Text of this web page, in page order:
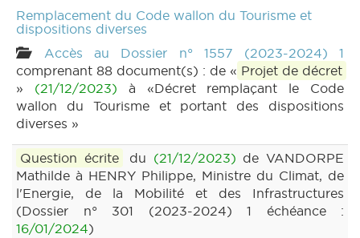
Remplacement du Code wallon du Tourisme et
dispositions diverses
Accès au Dossier n° 1557 (2023-2024) 1
comprenant 88 document(s) : de « Projet de décret
» (21/12/2023) à «Décret remplaçant le Code
wallon du Tourisme et portant des dispositions
diverses »
Question écrite du (21/12/2023) de VANDORPE
Mathilde à HENRY Philippe, Ministre du Climat, de
l'Energie, de la Mobilité et des Infrastructures
(Dossier n° 301 (2023-2024) 1 échéance :
16/01/2024)